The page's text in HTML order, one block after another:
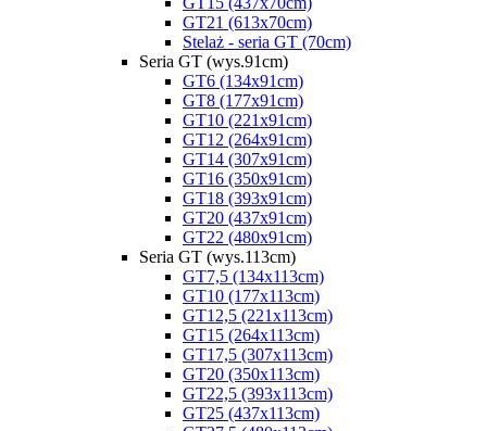
GT21 (613x70cm)
Stelaż - seria GT (70cm)
Seria GT (wys.91cm)
GT6 (134x91cm)
GT8 (177x91cm)
GT10 (221x91cm)
GT12 (264x91cm)
GT14 (307x91cm)
GT16 (350x91cm)
GT18 (393x91cm)
GT20 (437x91cm)
GT22 (480x91cm)
Seria GT (wys.113cm)
GT7,5 (134x113cm)
GT10 (177x113cm)
GT12,5 (221x113cm)
GT15 (264x113cm)
GT17,5 (307x113cm)
GT20 (350x113cm)
GT22,5 (393x113cm)
GT25 (437x113cm)